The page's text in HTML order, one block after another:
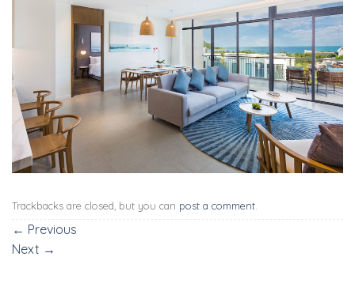
Trackbacks are closed, but you can post a comment
← Previous
Next →